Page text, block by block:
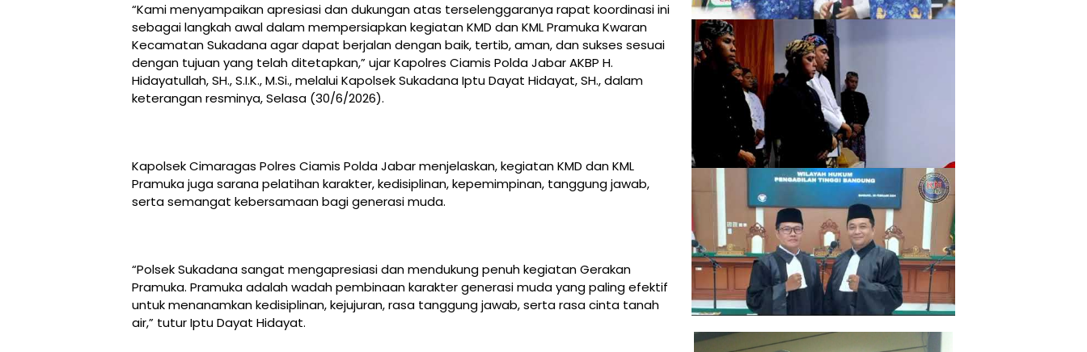
“Kami menyampaikan apresiasi dan dukungan atas terselenggaranya rapat koordinasi ini
sebagai langkah awal dalam mempersiapkan kegiatan KMD dan KML Pramuka Kwaran
Kecamatan Sukadana agar dapat berjalan dengan baik, tertib, aman, dan sukses sesuai
dengan tujuan yang telah ditetapkan,” ujar Kapolres Ciamis Polda Jabar AKBP H.
Hidayatullah, SH., S.I.K., M.Si., melalui Kapolsek Sukadana Iptu Dayat Hidayat, SH., dalam
keterangan resminya, Selasa (30/6/2026).
Kapolsek Cimaragas Polres Ciamis Polda Jabar menjelaskan, kegiatan KMD dan KML
Pramuka juga sarana pelatihan karakter, kedisiplinan, kepemimpinan, tanggung jawab,
serta semangat kebersamaan bagi generasi muda.
“Polsek Sukadana sangat mengapresiasi dan mendukung penuh kegiatan Gerakan
Pramuka. Pramuka adalah wadah pembinaan karakter generasi muda yang paling efektif
untuk menanamkan kedisiplinan, kejujuran, rasa tanggung jawab, serta rasa cinta tanah
air,” tutur Iptu Dayat Hidayat.